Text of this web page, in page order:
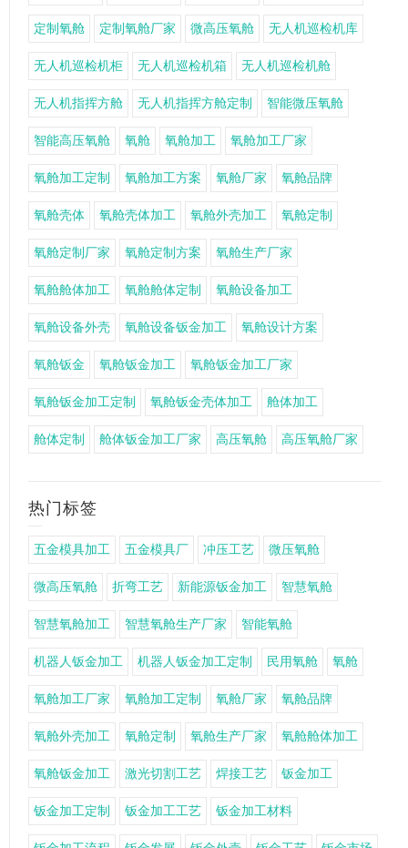
定制氧舱 定制氧舱厂家 微高压氧舱 无人机巡检机库
无人机巡检机柜 无人机巡检机箱 无人机巡检机舱
无人机指挥方舱 无人机指挥方舱定制 智能微压氧舱
智能高压氧舱 氧舱 氧舱加工 氧舱加工厂家
氧舱加工定制 氧舱加工方案 氧舱厂家 氧舱品牌
氧舱壳体 氧舱壳体加工 氧舱外壳加工 氧舱定制
氧舱定制厂家 氧舱定制方案 氧舱生产厂家
氧舱舱体加工 氧舱舱体定制 氧舱设备加工
氧舱设备外壳 氧舱设备钣金加工 氧舱设计方案
氧舱钣金 氧舱钣金加工 氧舱钣金加工厂家
氧舱钣金加工定制 氧舱钣金壳体加工 舱体加工
舱体定制 舱体钣金加工厂家 高压氧舱 高压氧舱厂家
热门标签
五金模具加工 五金模具厂 冲压工艺 微压氧舱
微高压氧舱 折弯工艺 新能源钣金加工 智慧氧舱
智慧氧舱加工 智慧氧舱生产厂家 智能氧舱
机器人钣金加工 机器人钣金加工定制 民用氧舱 氧舱
氧舱加工厂家 氧舱加工定制 氧舱厂家 氧舱品牌
氧舱外壳加工 氧舱定制 氧舱生产厂家 氧舱舱体加工
氧舱钣金加工 激光切割工艺 焊接工艺 钣金加工
钣金加工定制 钣金加工工艺 钣金加工材料